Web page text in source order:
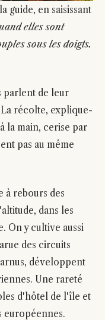
guide, en saisissant
elles sont
sous les doigts.
parlent de leur
récolte, explique-
la main, cerise par
pas au même
à rebours des
dans les
On y cultive aussi
des circuits
développent
Une rareté
d'hôtel de l'île et
européennes.